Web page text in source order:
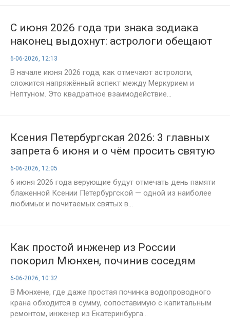
С июня 2026 года три знака зодиака
наконец выдохнут: астрологи обещают
долгожданное облегчение
6-06-2026, 12:13
В начале июня 2026 года, как отмечают астрологи,
сложится напряжённый аспект между Меркурием и
Нептуном. Это квадратное взаимодействие...
Ксения Петербургская 2026: 3 главных
запрета 6 июня и о чём просить святую
в этот день
6-06-2026, 12:05
6 июня 2026 года верующие будут отмечать день памяти
блаженной Ксении Петербургской — одной из наиболее
любимых и почитаемых святых в...
Как простой инженер из России
покорил Мюнхен, починив соседям
унитаз
6-06-2026, 10:32
В Мюнхене, где даже простая починка водопроводного
крана обходится в сумму, сопоставимую с капитальным
ремонтом, инженер из Екатеринбурга...